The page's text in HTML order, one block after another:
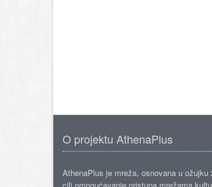
O projektu AthenaPlus
AthenaPlus je mreža, osnovana u